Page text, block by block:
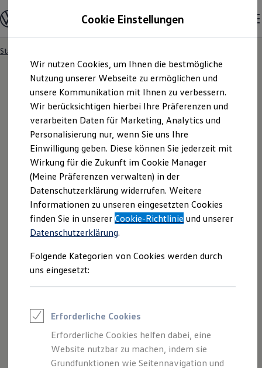
Hauptinhalt
springen
Footer
springen
Modelle & Konfigurator
Nutzfahrzeugkategorien entdecken
Modelle konfigurieren
Vorgängermodelle und Oldtimer
Vorgängermodelle
Oldtimer
Bulli Historie
Branchenlösungen & Gewerbekunden
Umbaulösungen und Hersteller finden
Auf- und Umbauten entdecken & konfigurieren
Groß- und Sonderkunden
Großkunden
Kommunen & Behörden
Journalisten
Sportvereine
Branchenlösungen
Bau & Handwerk
Gewerbliche Personenbeförderung
Service & mobile Werkstätten
Kurier, Logistik & Handel
Kühlfahrzeuge
Feuerwehr
ONE Business ID Vorteile
Fahrzeuge online kaufen
Digitaler Marktplatz
Kauf & Finanzierung
Online-Fahrzeugbewertung
Aktionen & Angebote
Startseite
Cookie Einstellungen
Wir nutzen Cookies, um Ihnen die bestmögliche
Nutzung unserer Webseite zu ermöglichen und
unsere Kommunikation mit Ihnen zu verbessern.
Wir berücksichtigen hierbei Ihre Präferenzen und
verarbeiten Daten für Marketing, Analytics und
Personalisierung nur, wenn Sie uns Ihre
Einwilligung geben. Diese können Sie jederzeit mit
Wirkung für die Zukunft im Cookie Manager
(Meine Präferenzen verwalten) in der
Datenschutzerklärung widerrufen. Weitere
Informationen zu unseren eingesetzten Cookies
finden Sie in unsererCookie-Richtlinie und unserer
Datenschutzerklärung.
Folgende Kategorien von Cookies werden durch
uns eingesetzt:
Erforderliche Cookies
Erforderliche Cookies helfen dabei, eine
Website nutzbar zu machen, indem sie
Grundfunktionen wie Seitennavigation und